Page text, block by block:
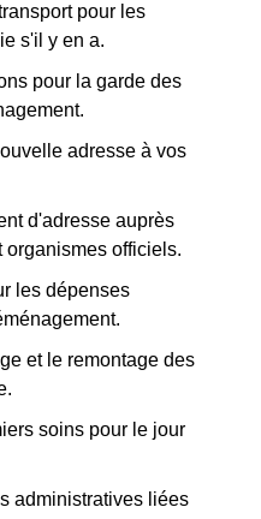
pour les
s'il y en a.
pour la garde des
adresse à vos
d'adresse auprès
organismes officiels.
les dépenses
et le remontage des
soins pour le jour
administratives liées